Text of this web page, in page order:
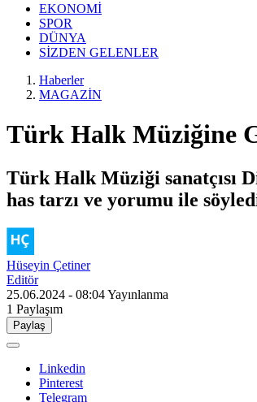
EKONOMİ
SPOR
DÜNYA
SİZDEN GELENLER
Haberler
MAGAZİN
Türk Halk Müziğine
Türk Halk Müziği sanatçısı
has tarzı ve yorumu ile
Hüseyin Çetiner
Editör
25.06.2024 - 08:04Yayınlanma
1 Paylaşım
Paylaş
Linkedin
Pinterest
Telegram